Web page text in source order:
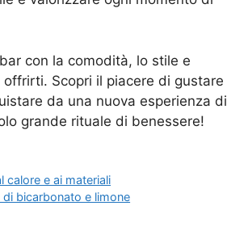
con la comodità, lo stile e
offrirti. Scopri il piacere di gustare
da una nuova esperienza di
grande rituale di benessere!
calore e ai materiali
bicarbonato e limone